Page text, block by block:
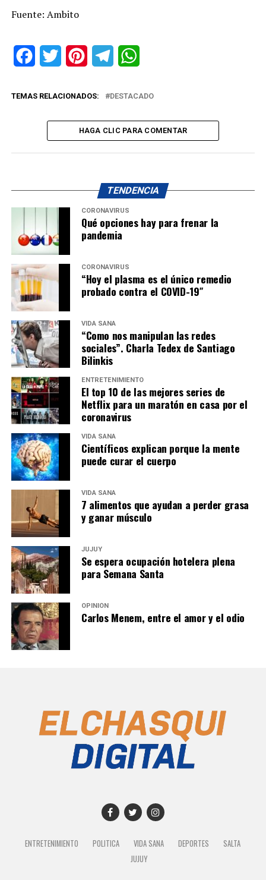
Fuente: Ambito
FacebookTwitter PinterestTelegram
TEMAS RELACIONADOS: DESTACADO
HAGA CLIC PARA COMENTAR
TENDENCIA
CORONAVIRUS
Qué opciones hay para frenar la
pandemia
CORONAVIRUS
“Hoy el plasma es el único remedio
probado contra el COVID-19″
VIDA SANA
“Como nos manipulan las redes
sociales”. Charla Tedex de Santiago
Bilinkis
ENTRETENIMIENTO
El top 10 de las mejores series de
Netflix para un maratón en casa por el
coronavirus
VIDA SANA
Científicos explican porque la mente
puede curar el cuerpo
VIDA SANA
7 alimentos que ayudan a perder grasa
y ganar músculo
JUJUY
Se espera ocupación hotelera plena
para Semana Santa
OPINIÓN
Carlos Menem, entre el amor y el odio
ENTRETENIMIENTO POLITICA VIDA SANA DEPORTES
SALTA
JUJUY